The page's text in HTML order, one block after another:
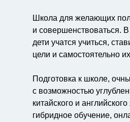
Школа для желающих
и совершенствоваться.
дети учатся учиться,
цели и самостоятельно
Подготовка к школе,
с возможностью
китайского и
гибридное обучение,